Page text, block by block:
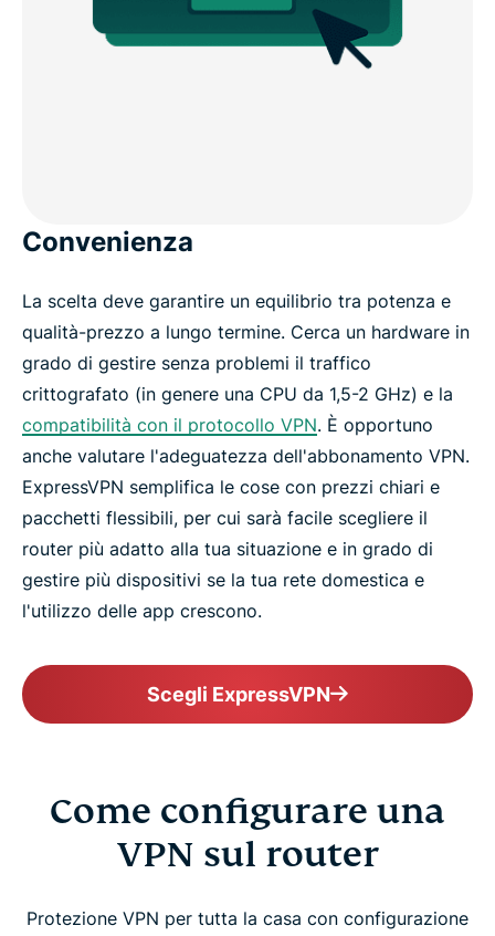
Convenienza
La scelta deve garantire un equilibrio tra potenza e
qualità-prezzo a lungo termine. Cerca un hardware in
grado di gestire senza problemi il traffico
crittografato (in genere una CPU da 1,5-2 GHz) e la
compatibilità con il protocollo VPN. È opportuno
anche valutare l'adeguatezza dell'abbonamento VPN.
ExpressVPN semplifica le cose con prezzi chiari e
pacchetti flessibili, per cui sarà facile scegliere il
router più adatto alla tua situazione e in grado di
gestire più dispositivi se la tua rete domestica e
l'utilizzo delle app crescono.
Scegli ExpressVPN
Come configurare una
VPN sul router
Protezione VPN per tutta la casa con configurazione